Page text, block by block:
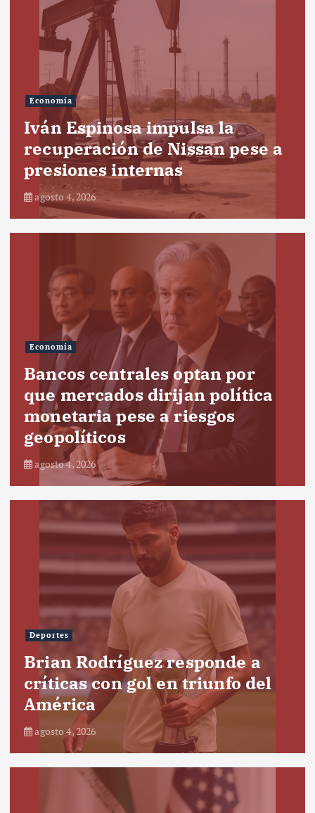
Economía
Iván Espinosa impulsa la
recuperación de Nissan pese a
presiones internas
agosto 4, 2026
Economía
Bancos centrales optan por
que mercados dirijan política
monetaria pese a riesgos
geopolíticos
agosto 4, 2026
Deportes
Brian Rodríguez responde a
críticas con gol en triunfo del
América
agosto 4, 2026